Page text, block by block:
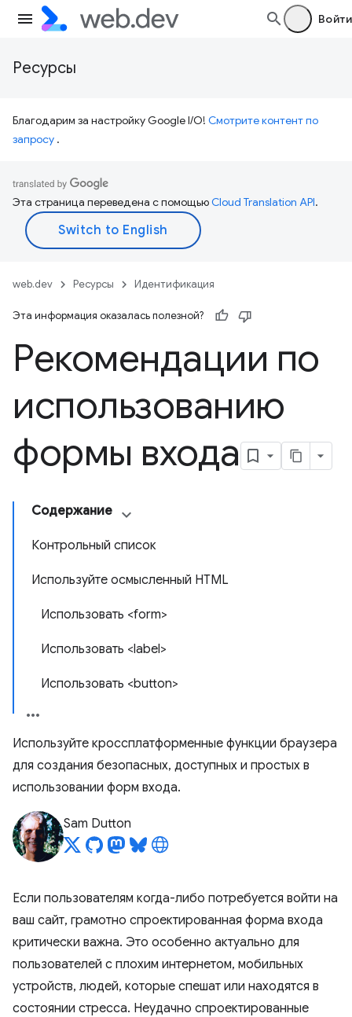
Войти
Ресурсы
Благодарим за настройку Google I/O! Смотрите контент по
запросу .
Эта страница переведена с помощьюCloud Translation API.
web.dev Ресурсы Идентификация
Эта информация оказалась полезной?
Рекомендации по
использованию
формы входа
Содержание
Контрольный список
Используйте осмысленный HTML
Использовать <form>
Использовать <label>
Использовать <button>
Используйте кроссплатформенные функции браузера
для создания безопасных, доступных и простых в
использовании форм входа.
Sam Dutton
Если пользователям когда-либо потребуется войти на
ваш сайт, грамотно спроектированная форма входа
критически важна. Это особенно актуально для
пользователей с плохим интернетом, мобильных
устройств, людей, которые спешат или находятся в
состоянии стресса. Неудачно спроектированные